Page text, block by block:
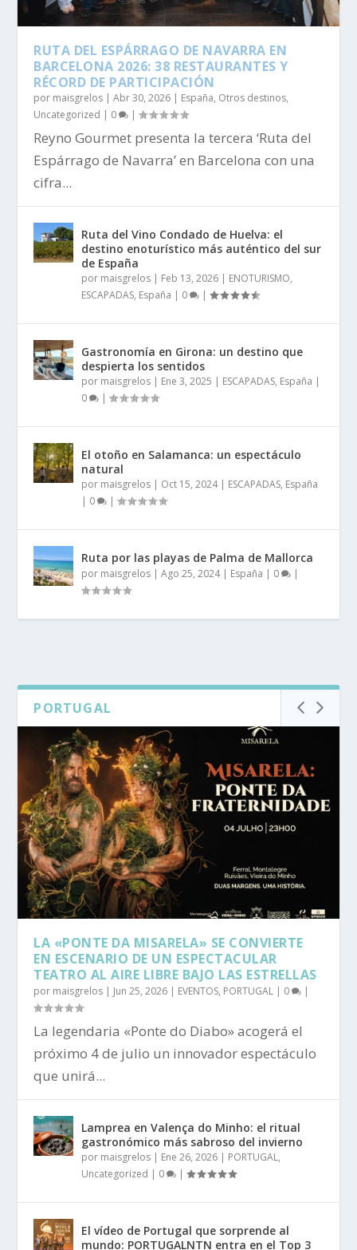
RUTA DEL ESPÁRRAGO DE NAVARRA EN
BARCELONA 2026: 38 RESTAURANTES Y
RÉCORD DE PARTICIPACIÓN
por maisgrelos |Abr 30, 2026 | España, Otros destinos,
Uncategorized | 0 |
Reyno Gourmet presenta la tercera ‘Ruta del
Espárrago de Navarra’ en Barcelona con una
cifra...
Ruta del Vino Condado de Huelva: el
destino enoturístico más auténtico del sur
de España
por maisgrelos | Feb 13, 2026 | ENOTURISMO,
ESCAPADAS, España | 0 |
Gastronomía en Girona: un destino que
despierta los sentidos
por maisgrelos | Ene 3, 2025 | ESCAPADAS, España |
0
|
El otoño en Salamanca: un espectáculo
natural
por maisgrelos | Oct 15, 2024| ESCAPADAS, España
| 0 |
Ruta por las playas de Palma de Mallorca
por maisgrelos |Ago 25, 2024| España | 0 |
PORTUGAL
LA «PONTE DA MISARELA» SE CONVIERTE
EN ESCENARIO DE UN ESPECTACULAR
TEATRO AL AIRE LIBRE BAJO LAS ESTRELLAS
por maisgrelos | Jun 25, 2026 | EVENTOS, PORTUGAL | 0 |
La legendaria «Ponte do Diabo» acogerá el
próximo 4 de julio un innovador espectáculo
que unirá...
Lamprea en Valença do Minho: el ritual
gastronómico más sabroso del invierno
por maisgrelos | Ene 26, 2026 | PORTUGAL,
Uncategorized | 0 |
El vídeo de Portugal que sorprende al
mundo: PORTUGALNTN entra en el Top 3